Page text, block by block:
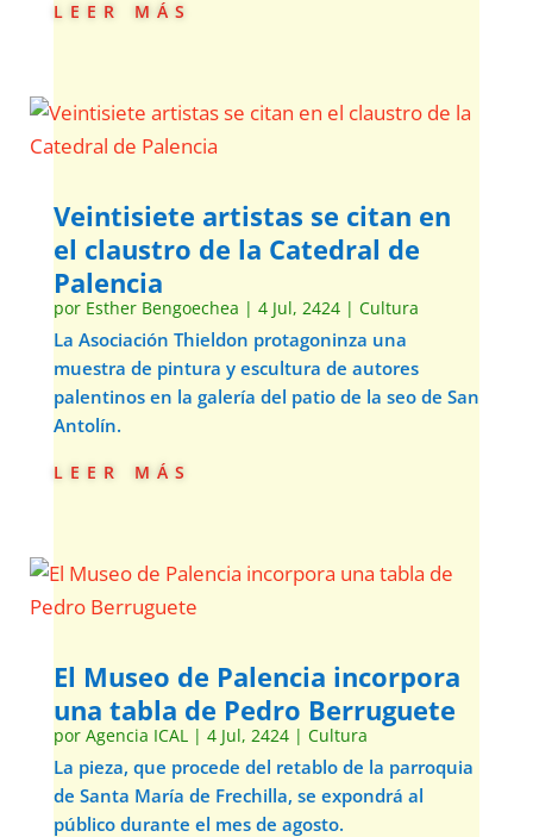
leer más
Veintisiete artistas se citan en
el claustro de la Catedral de
Palencia
por Esther Bengoechea | 4 Jul, 2424| Cultura
La Asociación Thieldon protagoninza una
muestra de pintura y escultura de autores
palentinos en la galería del patio de la seo de San
Antolín.
leer más
El Museo de Palencia incorpora
una tabla de Pedro Berruguete
por Agencia ICAL| 4 Jul, 2424| Cultura
La pieza, que procede del retablo de la parroquia
de Santa María de Frechilla, se expondrá al
público durante el mes de agosto.